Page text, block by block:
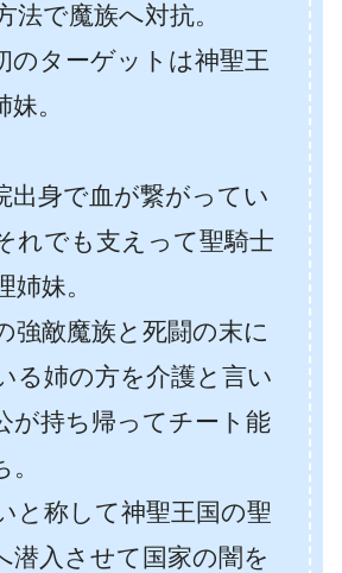
法で魔族へ対抗。
のターゲットは神聖王
。
出身で血が繋がってい
れでも支えって聖騎士
姉妹。
強敵魔族と死闘の末に
る姉の方を介護と言い
が持ち帰ってチート能
と称して神聖王国の聖
潜入させて国家の闇を